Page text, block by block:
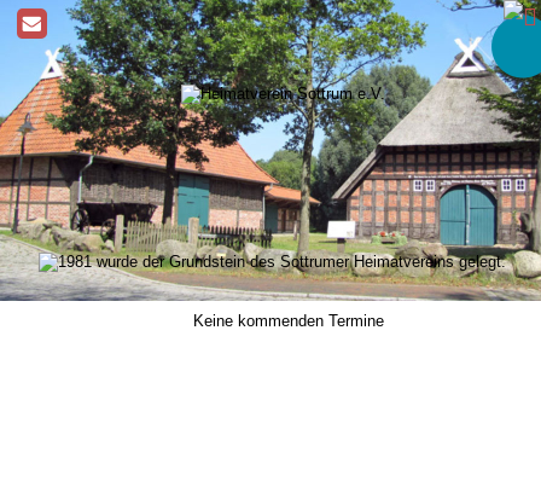
Keine kommenden Termine